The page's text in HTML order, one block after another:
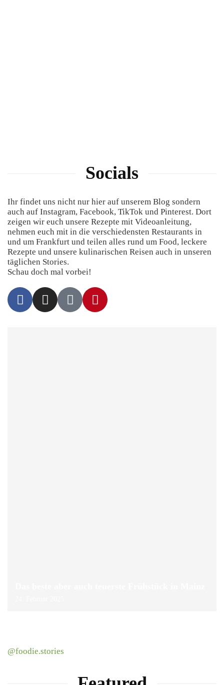
Socials
Ihr findet uns nicht nur hier auf unserem Blog sondern
auch auf Instagram, Facebook, TikTok und Pinterest. Dort
zeigen wir euch unsere Rezepte mit Videoanleitung,
nehmen euch mit in die verschiedensten Restaurants in
und um Frankfurt und teilen alles rund um Food, leckere
Rezepte und unsere kulinarischen Reisen auch in unseren
täglichen Stories.
Schau doch mal vorbei!
@foodie.stories